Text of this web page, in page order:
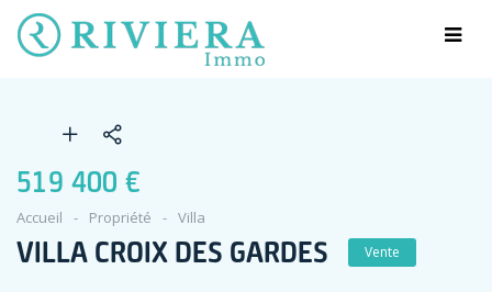
519 400 €
Accueil Propriété Villa
VILLA CROIX DES GARDES Vente